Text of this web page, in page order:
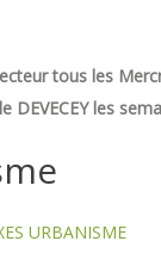
tous les
DEVECEY les
URBANISME